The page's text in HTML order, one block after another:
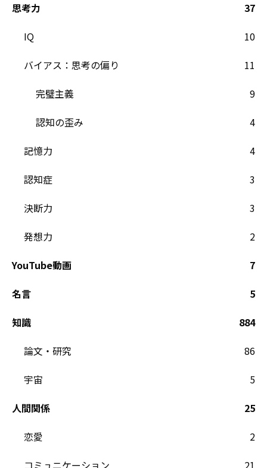
思考力
37
IQ
10
バイアス：思考の偏り
11
完璧主義
9
認知の歪み
4
記憶力
4
認知症
3
決断力
3
発想力
2
YouTube動画
7
名言
5
知識
884
論文・研究
86
宇宙
5
人間関係
25
恋愛
2
コミュニケーション
21